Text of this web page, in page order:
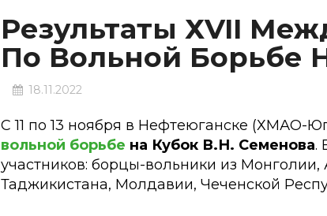
Результаты ХVII
По Вольной Борьбе
18.11.2022
С 11 по 13 ноября в Нефтеюганске (ХМАО-
вольной борьбе на Кубок В.Н. Семенова.
участников: борцы-вольники из
Таджикистана, Молдавии, Чеченской